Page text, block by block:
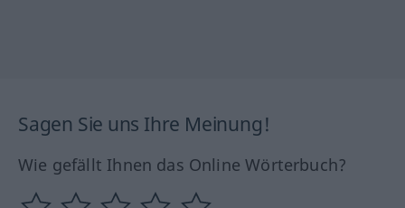
Sagen Sie uns Ihre Meinung!
Wie gefällt Ihnen das Online Wörterbuch?